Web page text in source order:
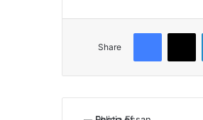
Share